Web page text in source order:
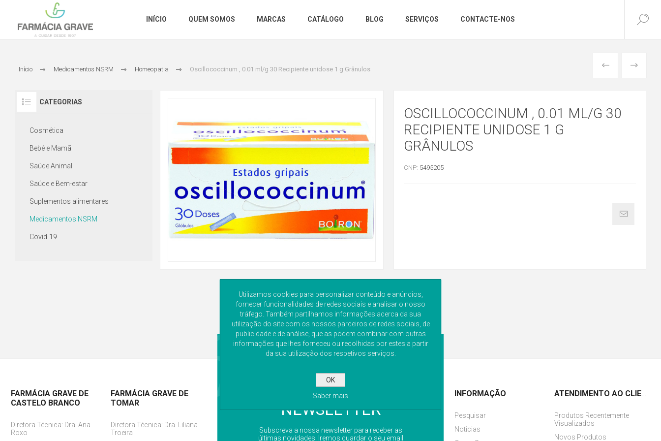
INÍCIO QUEM SOMOS MARCAS CATÁLOGO BLOG SERVIÇOS CONTACTE-NOS
Início Medicamentos NSRM Homeopatia Oscillococcinum , 0.01 ml/g 30 Recipiente unidose 1 g Grânulos ANTERIORSEGUINTE
CATEGORIAS
Cosmética
Bebé e Mamã
Saúde Animal
Saúde e Bem-estar
Suplementos alimentares
Medicamentos NSRM
Covid-19
OSCILLOCOCCINUM , 0.01 ML/G 30
RECIPIENTE UNIDOSE 1 G
GRÂNULOS
CNP: 5495205
NEWSLETTER
Subscreva a nossa newsletter para receber as
últimas novidades. Iremos guardar o seu email
FARMÁCIA GRAVE DE
CASTELO BRANCO
Diretora Técnica: Dra. Ana
Roxo
FARMÁCIA GRAVE DE
TOMAR
Diretora Técnica: Dra. Liliana
Troeira
INFORMAÇÃO
Pesquisar
Noticias
ATENDIMENTO AO CLIENTE
Produtos Recentemente
Visualizados
Novos Produtos
Utilizamos cookies para personalizar conteúdo e anúncios,
fornecer funcionalidades de redes sociais e analisar o nosso
tráfego. Também partilhamos informações acerca da sua
utilização do site com os nossos parceiros de redes sociais, de
publicidade e de análise, que as podem combinar com outras
informações que lhes forneceu ou recolhidas por estes a partir
da sua utilização dos respetivos serviços.
OK
Saber mais